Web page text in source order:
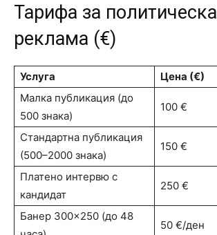
Тарифа за политическа
реклама (€)
Услуга
Цена (€)
Малка публикация (до
500 знака)
100 €
Стандартна публикация
(500–2000 знака)
150 €
Платено интервю с
кандидат
250 €
Банер 300×250 (до 48
50 €/ден